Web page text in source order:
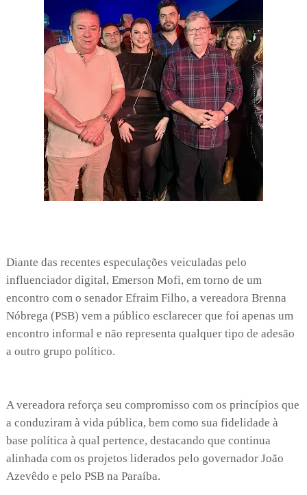
Diante das recentes especulações veiculadas pelo
influenciador digital, Emerson Mofi, em torno de um
encontro com o senador Efraim Filho, a vereadora Brenna
Nóbrega (PSB) vem a público esclarecer que foi apenas um
encontro informal e não representa qualquer tipo de adesão
a outro grupo político.
A vereadora reforça seu compromisso com os princípios que
a conduziram à vida pública, bem como sua fidelidade à
base política à qual pertence, destacando que continua
alinhada com os projetos liderados pelo governador João
Azevêdo e pelo PSB na Paraíba.